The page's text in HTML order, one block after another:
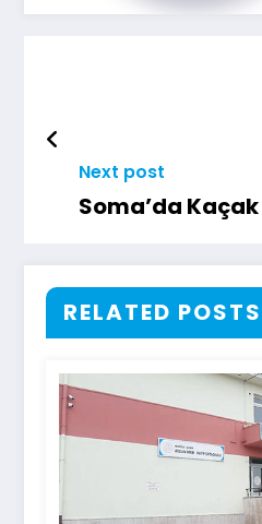
Next post
Soma’da
RELATED POSTS